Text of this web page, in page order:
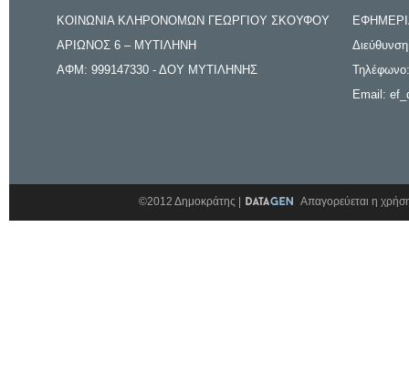
ΚΟΙΝΩΝΙΑ ΚΛΗΡΟΝΟΜΩΝ ΓΕΩΡΓΙΟΥ ΣΚΟΥΦΟΥ
ΑΡΙΩΝΟΣ 6 – ΜΥΤΙΛΗΝΗ
ΑΦΜ: 999147330 - ΔΟΥ ΜΥΤΙΛΗΝΗΣ
Email:
©2012 Δημοκράτης | Απαγορεύεται η